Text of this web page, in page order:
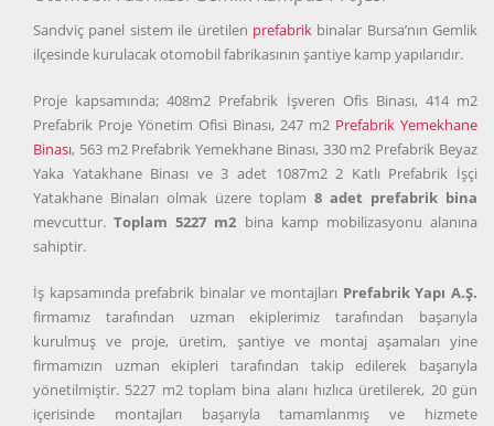
Sandviç panel sistem ile üretilen prefabrikbinalar Bursa’nın Gemlik
ilçesinde kurulacak otomobil fabrikasının şantiye kamp yapılarıdır.
Proje kapsamında; 408m2 Prefabrik İşveren Ofis Binası, 414 m2
Prefabrik Proje Yönetim Ofisi Binası, 247 m2 Prefabrik Yemekhane
Binası, 563 m2 Prefabrik Yemekhane Binası, 330 m2 Prefabrik Beyaz
Yaka Yatakhane Binası ve 3 adet 1087m2 2 Katlı Prefabrik İşçi
Yatakhane Binaları olmak üzere toplam 8 adet prefabrik bina
mevcuttur.Toplam 5227 m2 bina kamp mobilizasyonu alanına
sahiptir.
İş kapsamında prefabrik binalar ve montajları Prefabrik Yapı A.Ş.
firmamız tarafından uzman ekiplerimiz tarafından başarıyla
kurulmuş ve proje, üretim, şantiye ve montaj aşamaları yine
firmamızın uzman ekipleri tarafından takip edilerek başarıyla
yönetilmiştir. 5227 m2 toplam bina alanı hızlıca üretilerek, 20 gün
içerisinde montajları başarıyla tamamlanmış ve hizmete